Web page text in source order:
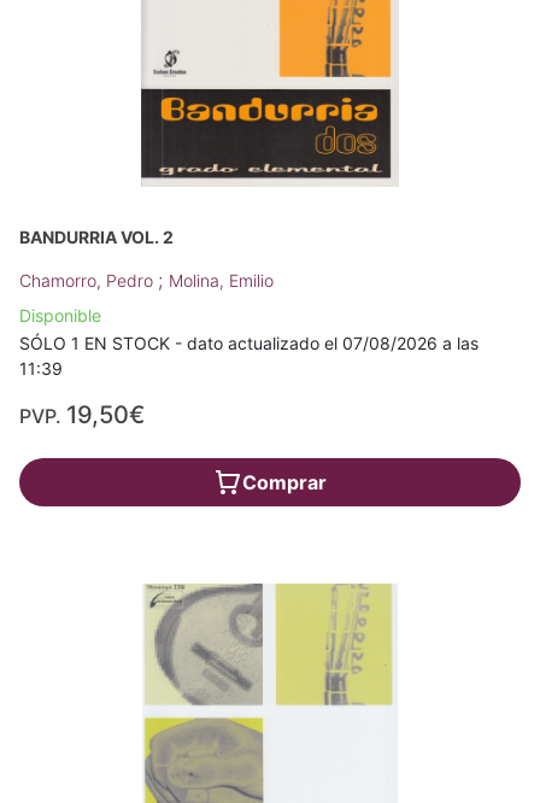
BANDURRIA VOL. 2
Chamorro, Pedro ; Molina, Emilio
Disponible
SÓLO 1 EN STOCK - dato actualizado el 07/08/2026 a las
11:39
PVP. 19,50€
Comprar